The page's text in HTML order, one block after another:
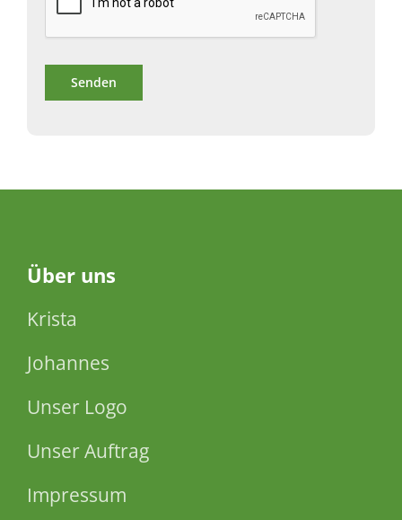
Über uns
Krista
Johannes
Unser Logo
Unser Auftrag
Impressum